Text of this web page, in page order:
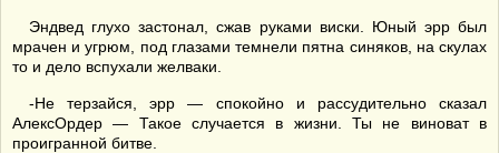
Эндвед глухо застонал, сжав руками виски. Юный эрр был
мрачен и угрюм, под глазами темнели пятна синяков, на скулах
то и дело вспухали желваки.
-Не терзайся, эрр — спокойно и рассудительно сказал
АлексОрдер — Такое случается в жизни. Ты не виноват в
проигранной битве.